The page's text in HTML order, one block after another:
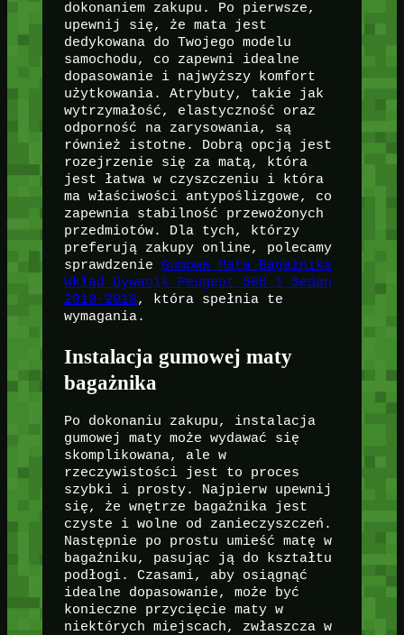
dokonaniem zakupu. Po pierwsze,
upewnij się, że mata jest
dedykowana do Twojego modelu
samochodu, co zapewni idealne
dopasowanie i najwyższy komfort
użytkowania. Atrybuty, takie jak
wytrzymałość, elastyczność oraz
odporność na zarysowania, są
również istotne. Dobrą opcją jest
rozejrzenie się za matą, która
jest łatwa w czyszczeniu i która
ma właściwości antypoślizgowe, co
zapewnia stabilność przewożonych
przedmiotów. Dla tych, którzy
preferują zakupy online, polecamy
sprawdzenie Gumowa Mata Bagażnika
Wkład Dywanik Peugeot 508 1 Sedan
2010-2018, która spełnia te
wymagania.
Instalacja gumowej maty
bagażnika
Po dokonaniu zakupu, instalacja
gumowej maty może wydawać się
skomplikowana, ale w
rzeczywistości jest to proces
szybki i prosty. Najpierw upewnij
się, że wnętrze bagażnika jest
czyste i wolne od zanieczyszczeń.
Następnie po prostu umieść matę w
bagażniku, pasując ją do kształtu
podłogi. Czasami, aby osiągnąć
idealne dopasowanie, może być
konieczne przycięcie maty w
niektórych miejscach, zwłaszcza w